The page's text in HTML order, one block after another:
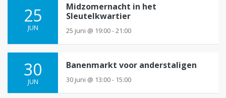
25
JUN
Midzomernacht in het
Sleutelkwartier
25 juni @ 19:00 - 21:00
30
JUN
Banenmarkt voor anderstaligen
30 juni @ 13:00 - 15:00